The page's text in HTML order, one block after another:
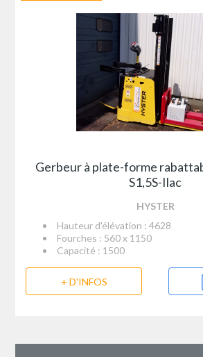
Gerbeur à plate-forme
S1,5S-Ilac
HYSTER
Hauteur d'élévation : 4628
Fourches : 560 x 1150
Capacité : 1500
+ D'INFOS